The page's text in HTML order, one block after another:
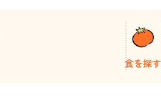
食を探す